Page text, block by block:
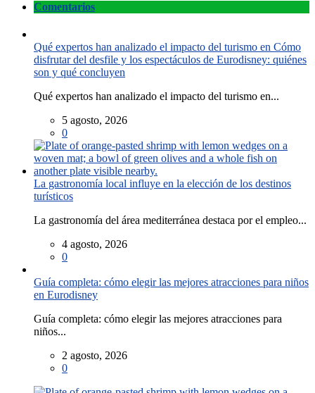
Comentarios
Qué expertos han analizado el impacto del turismo en Cómo
disfrutar del desfile y los espectáculos de Eurodisney: quiénes
son y qué concluyen
Qué expertos han analizado el impacto del turismo en...
5 agosto, 2026
0
La gastronomía local influye en la elección de los destinos
turísticos
La gastronomía del área mediterránea destaca por el empleo...
4 agosto, 2026
0
Guía completa: cómo elegir las mejores atracciones para niños
en Eurodisney
Guía completa: cómo elegir las mejores atracciones para
niños...
2 agosto, 2026
0